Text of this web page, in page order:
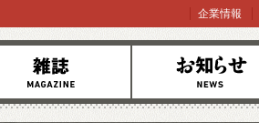
お知らせ
企業情報